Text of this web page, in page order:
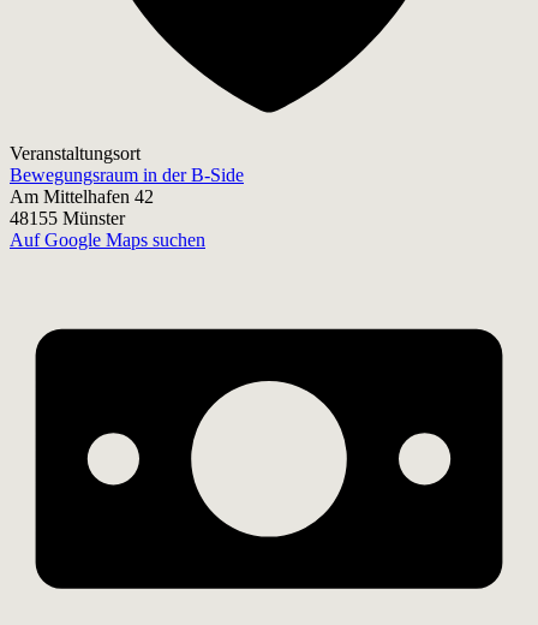
Veranstaltungsort
Bewegungsraum in der B-Side
Am Mittelhafen 42
48155 Münster
Auf Google Maps suchen